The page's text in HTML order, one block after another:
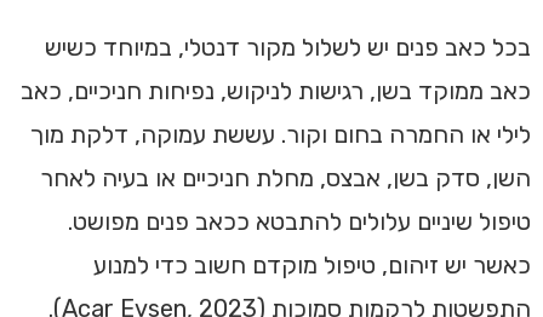
בכל כאב פנים יש לשלול מקור דנטלי, במיוחד כשיש
כאב ממוקד בשן, רגישות לניקוש, נפיחות חניכיים, כאב
לילי או החמרה בחום וקור. עששת עמוקה, דלקת מוך
השן, סדק בשן, אבצס, מחלת חניכיים או בעיה לאחר
טיפול שיניים עלולים להתבטא ככאב פנים מפושט.
כאשר יש זיהום, טיפול מוקדם חשוב כדי למנוע
התפשטות לרקמות סמוכות (Acar Evsen, 2023).